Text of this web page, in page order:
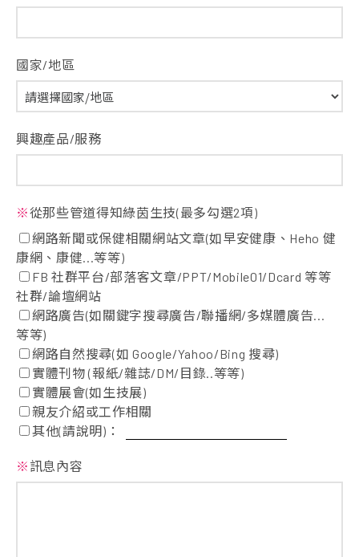
國家/地區
興趣產品/服務
※從那些管道得知綠茵生技(最多勾選2項)
網路新聞或保健相關網站文章(如早安健康、Heho 健
康網、康健...等等)
FB 社群平台/部落客文章/PPT/Mobile01/Dcard 等等
社群/論壇網站
網路廣告(如關鍵字搜尋廣告/聯播網/多媒體廣告...
等等)
網路自然搜尋(如 Google/Yahoo/Bing 搜尋)
實體刊物 (報紙/雜誌/DM/目錄..等等)
實體展會(如生技展)
親友介紹或工作相關
其他(請說明)：
※ 訊息內容